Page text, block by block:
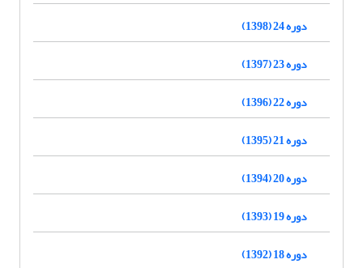
دوره 24 (1398)
دوره 23 (1397)
دوره 22 (1396)
دوره 21 (1395)
دوره 20 (1394)
دوره 19 (1393)
دوره 18 (1392)